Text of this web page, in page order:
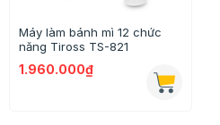
Máy làm bánh mì 12 chức
năng Tiross TS-821
1.960.000₫